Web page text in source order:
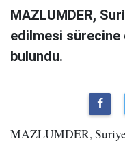
MAZLUMDER,
edilmesi sürecine
bulundu.
MAZLUMDER, Suriye